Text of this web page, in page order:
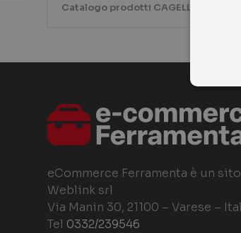
Catalogo prodotti CAGELLI
eCommerce Ferramenta è un
Weblink srl
Via Manin 30, 21100 – Varese –
Tel 0332/239546
I
web